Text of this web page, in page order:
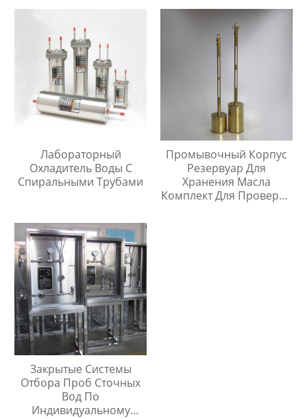
Инъекций
Лабораторный
Охладитель Воды С
Спиральными Трубами
Промывочный Корпус
Резервуар Для
Хранения Масла
Комплект Для Проверки
Закрытые Системы
Отбора Проб Сточных
Вод По
Индивидуальному